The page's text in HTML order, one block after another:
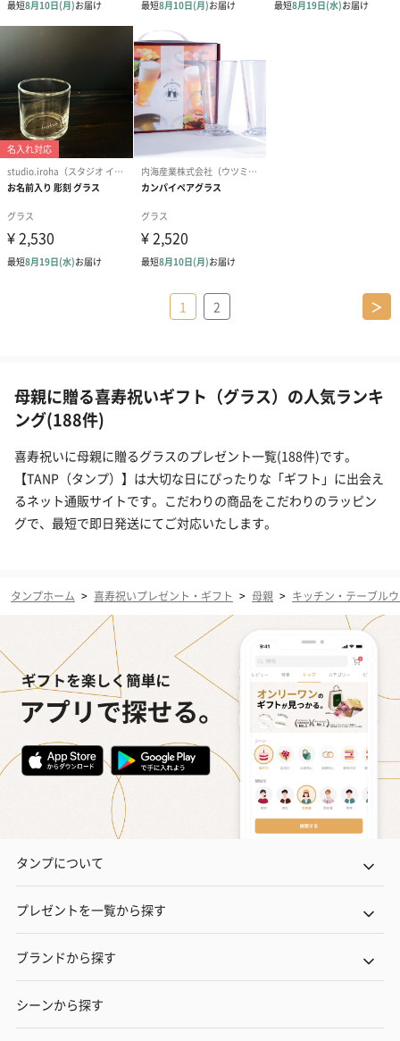
1 2 ＞
母親に贈る喜寿祝いギフト（グラス）の人気ランキ
ング(188件)
喜寿祝いに母親に贈るグラスのプレゼント一覧(188件)です。
【TANP（タンプ）】は大切な日にぴったりな「ギフト」に出会え
るネット通販サイトです。こだわりの商品をこだわりのラッピン
グで、最短で即日発送にてご対応いたします。
タンプホーム > 喜寿祝いプレゼント・ギフト > 母親 > キッチン・テーブル
タンプについて
プレゼントを一覧から探す
ブランドから探す
シーンから探す